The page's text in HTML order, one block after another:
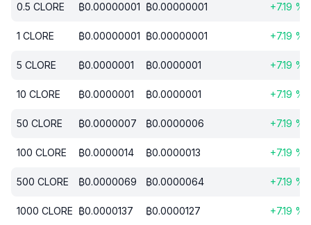
0.5 CLORE ₿0.00000001 ₿0.00000001 +7.19 %
1 CLORE ₿0.00000001 ₿0.00000001 +7.19 %
5 CLORE ₿0.0000001 ₿0.0000001 +7.19 %
10 CLORE ₿0.0000001 ₿0.0000001 +7.19 %
50 CLORE ₿0.0000007 ₿0.0000006 +7.19 %
100 CLORE ₿0.0000014 ₿0.0000013 +7.19 %
500 CLORE ₿0.0000069 ₿0.0000064 +7.19 %
1000 CLORE ₿0.0000137 ₿0.0000127 +7.19 %